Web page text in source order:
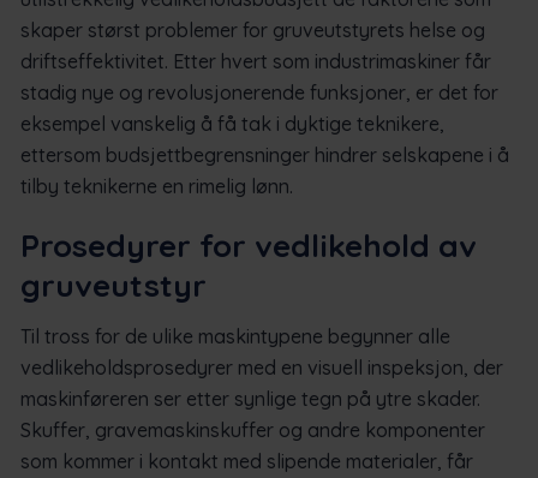
skaper størst problemer for gruveutstyrets helse og
driftseffektivitet. Etter hvert som industrimaskiner får
stadig nye og revolusjonerende funksjoner, er det for
eksempel vanskelig å få tak i dyktige teknikere,
ettersom budsjettbegrensninger hindrer selskapene i å
tilby teknikerne en rimelig lønn.
Prosedyrer for vedlikehold av
gruveutstyr
Til tross for de ulike maskintypene begynner alle
vedlikeholdsprosedyrer med en visuell inspeksjon, der
maskinføreren ser etter synlige tegn på ytre skader.
Skuffer, gravemaskinskuffer og andre komponenter
som kommer i kontakt med slipende materialer, får